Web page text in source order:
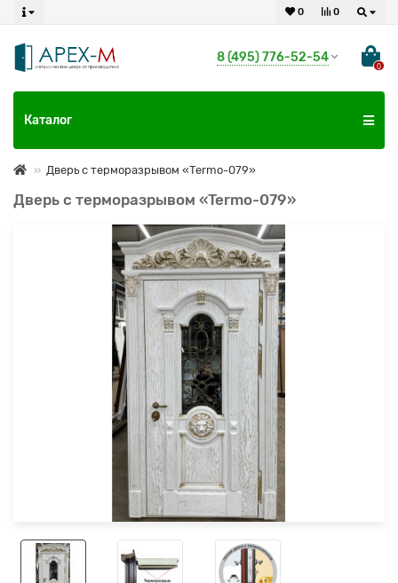
0
0
8 (495) 776-52-54
0
Каталог
Дверь с терморазрывом «Termo-079»
Дверь с терморазрывом «Termo-079»